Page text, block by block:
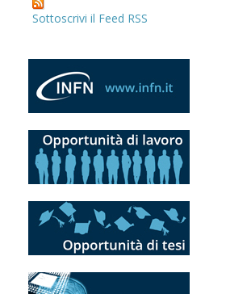
Sottoscrivi il Feed RSS